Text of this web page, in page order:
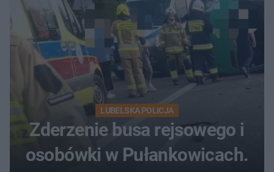
LUBELSKA POLICJA
Zderzenie busa rejsowego i
osobówki w Pułankowicach.